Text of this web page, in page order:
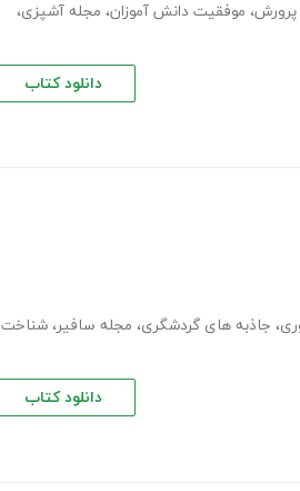
، موفقیت دانش آموزان، مجله آشپزی،
دانلود کتاب
، جاذبه های گردشگری، مجله سافیر، شناخت
دانلود کتاب